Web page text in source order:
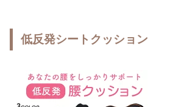
低反発シートクッション